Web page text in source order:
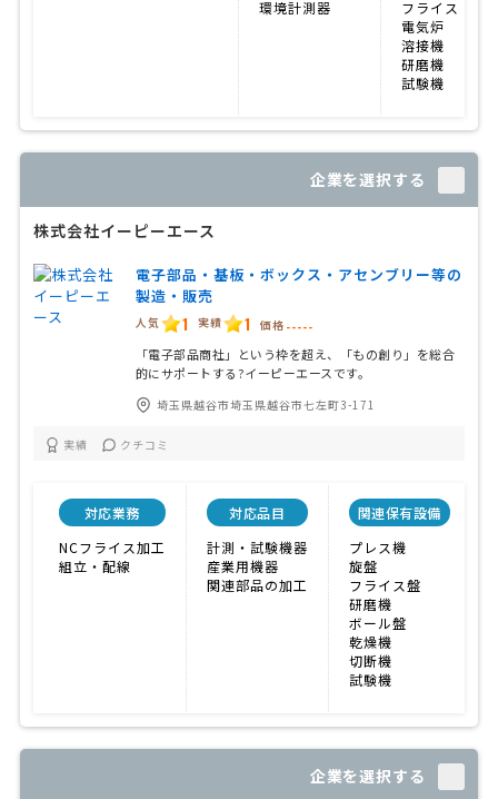
環境計測器
フライス盤
電気炉
溶接機
研磨機
試験機
企業を選択する
株式会社イーピーエース
電子部品・基板・ボックス・アセンブリー等の
製造・販売
人気 1 実績 1 価格 -----
「電子部品商社」という枠を超え、「もの創り」を総合
的にサポートする?イーピーエースです。
埼玉県越谷市埼玉県越谷市七左町3-171
実績 クチコミ
対応業務
NCフライス加工
組立・配線
対応品目
計測・試験機器
産業用機器
関連部品の加工
関連保有設備
プレス機
旋盤
フライス盤
研磨機
ボール盤
乾燥機
切断機
試験機
企業を選択する